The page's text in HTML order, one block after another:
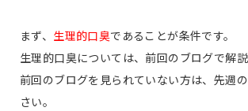
まず、 生理的口臭であることが条件です。
生理的口臭については、前回のブログで解説
前回のブログを見られていない方は、先週
さい。